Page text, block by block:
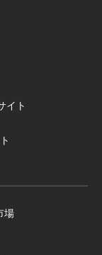
イト
場